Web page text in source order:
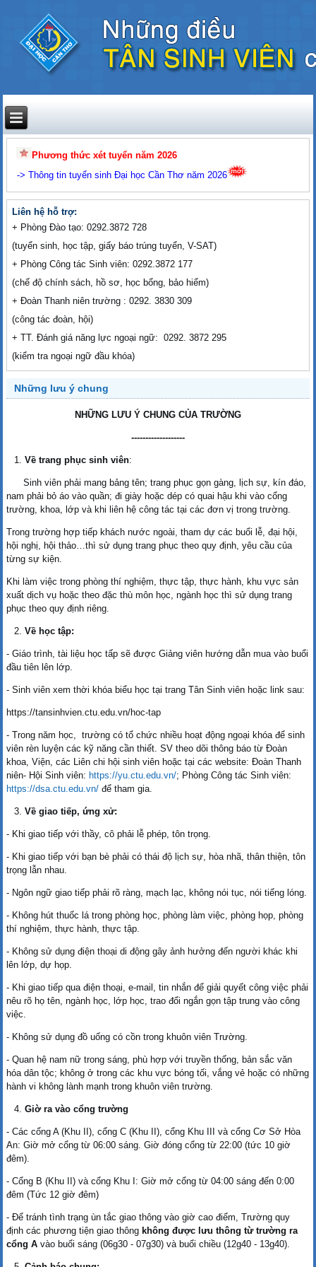
Phương thức xét tuyển năm 2026
->Thông tin tuyển sinh Đại học Cần Thơ năm 2026
Liên hệ hỗ trợ:
+ Phòng Đào tạo: 0292.3872 728
(tuyển sinh, học tập, giấy báo trúng tuyển, V-SAT)
+ Phòng Công tác Sinh viên: 0292.3872 177
(chế độ chính sách, hồ sơ, học bổng, bảo hiểm)
+ Đoàn Thanh niên trường : 0292. 3830 309
(công tác đoàn, hội)
+ TT. Đánh giá năng lực ngoại ngữ: 0292. 3872 295
(kiểm tra ngoại ngữ đầu khóa)
Những lưu ý chung
NHỮNG LƯU Ý CHUNG CỦA TRƯỜNG
-------------------
Về trang phục sinh viên:
Sinh viên phải mang bảng tên; trang phục gọn gàng, lịch sự, kín đáo,
nam phải bỏ áo vào quần; đi giày hoặc dép có quai hậu khi vào cổng
trường, khoa, lớp và khi liên hệ công tác tại các đơn vị trong trường.
Trong trường hợp tiếp khách nước ngoài, tham dự các buổi lễ, đại hội,
hội nghị, hội thảo…thì sử dụng trang phục theo quy định, yêu cầu của
từng sự kiện.
Khi làm việc trong phòng thí nghiệm, thực tập, thực hành, khu vực sản
xuất dịch vụ hoặc theo đặc thù môn học, ngành học thì sử dụng trang
phục theo quy định riêng.
Về học tập:
- Giáo trình, tài liệu học tấp sẽ được Giảng viên hướng dẫn mua vào buổi
đầu tiên lên lớp.
- Sinh viên xem thời khóa biểu học tại trang Tân Sinh viên hoặc link sau:
https://tansinhvien.ctu.edu.vn/hoc-tap
- Trong năm học, trường có tổ chức nhiều hoạt động ngoại khóa để sinh
viên rèn luyện các kỹ năng cần thiết. SV theo dõi thông báo từ Đoàn
khoa, Viện, các Liên chi hội sinh viên hoặc tại các website: Đoàn Thanh
niên- Hội Sinh viên: https://yu.ctu.edu.vn/; Phòng Công tác Sinh viên:
https://dsa.ctu.edu.vn/ để tham gia.
Về giao tiếp, ứng xử:
- Khi giao tiếp với thầy, cô phải lễ phép, tôn trọng.
- Khi giao tiếp với bạn bè phải có thái độ lịch sự, hòa nhã, thân thiện, tôn
trọng lẫn nhau.
- Ngôn ngữ giao tiếp phải rõ ràng, mạch lạc, không nói tục, nói tiếng lóng.
- Không hút thuốc lá trong phòng học, phòng làm việc, phòng họp, phòng
thí nghiệm, thực hành, thực tập.
- Không sử dụng điện thoại di động gây ảnh hưởng đến người khác khi
lên lớp, dự họp.
- Khi giao tiếp qua điện thoại, e-mail, tin nhắn để giải quyết công việc phải
nêu rõ họ tên, ngành học, lớp học, trao đổi ngắn gọn tập trung vào công
việc.
- Không sử dụng đồ uống có cồn trong khuôn viên Trường.
- Quan hệ nam nữ trong sáng, phù hợp với truyền thống, bản sắc văn
hóa dân tộc; không ở trong các khu vực bóng tối, vắng vẻ hoặc có những
hành vi không lành mạnh trong khuôn viên trường.
Giờ ra vào cổng trường
- Các cổng A (Khu II), cổng C (Khu II), cổng Khu III và cổng Cơ Sở Hòa
An: Giờ mở cổng từ 06:00 sáng. Giờ đóng cổng từ 22:00 (tức 10 giờ
đêm).
- Cổng B (Khu II) và cổng Khu I: Giờ mở cổng từ 04:00 sáng đến 0:00
đêm (Tức 12 giờ đêm)
- Để tránh tình trạng ùn tắc giao thông vào giờ cao điểm, Trường quy
định các phương tiện giao thông không được lưu thông từ trường ra
cổng A vào buổi sáng (06g30 - 07g30) và buổi chiều (12g40 - 13g40).